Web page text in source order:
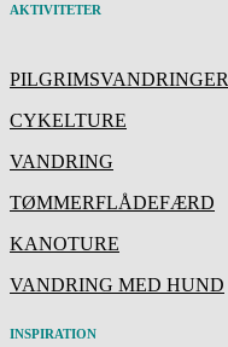
AKTIVITETER
PILGRIMSVANDRINGER
CYKELTURE
VANDRING
TØMMERFLÅDEFÆRD
KANOTURE
VANDRING MED HUND
INSPIRATION